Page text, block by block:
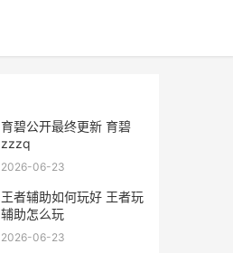
育碧公开最终更新 育碧
zzzq
2026-06-23
王者辅助如何玩好 王者玩
辅助怎么玩
2026-06-23